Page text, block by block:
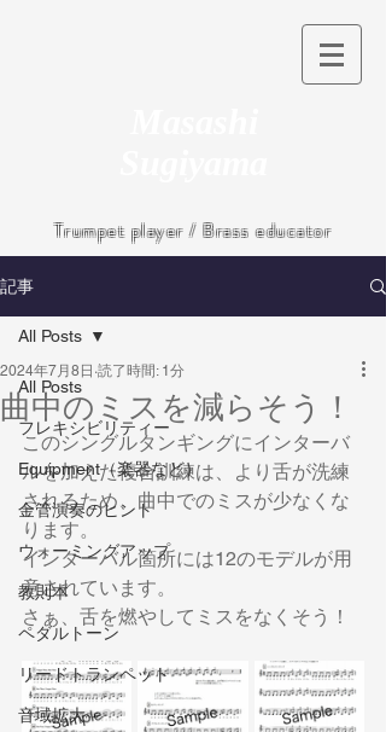
Trumpet player / Brass educator
記事
All Posts
フレキシビリティー
Equipment（楽器など）
金管演奏のヒント
ウォーミングアップ
教則本
ペダルトーン
リードトランペット
音域拡大
All Posts
曲中のミスを減らそう！
2024年7月8日 読了時間: 1分
このシングルタンギングにインターバ
ルを加えた複合訓練は、より舌が洗練
されるため、曲中でのミスが少なくな
ります。
インターバル箇所には12のモデルが用
意されています。
さぁ、舌を燃やしてミスをなくそう！